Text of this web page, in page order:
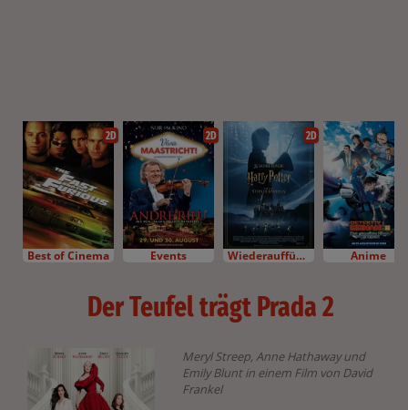
2D
Best of Cinema
2D
Events
2D
Wiederaufführung Anime
Der Teufel trägt Prada 2
Meryl Streep, Anne Hathaway und
Emily Blunt in einem Film von David
Frankel